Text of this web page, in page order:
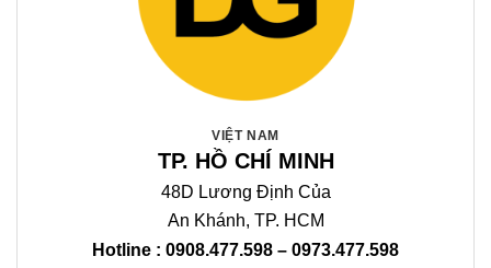
VIỆT NAM
TP. HỒ CHÍ MINH
48D Lương Định Của
An Khánh, TP. HCM
Hotline : 0908.477.598 – 0973.477.598